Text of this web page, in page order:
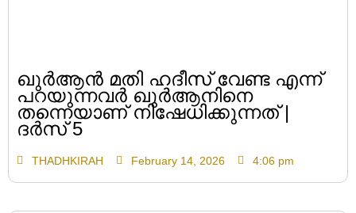
ഖുർആൻ മതി ഹദീസ് വേണ്ട എന്ന്
പറയുന്നവർ ഖുർആനിനെ
തന്നെയാണ് നിഷേധിക്കുന്നത് |
ദർസ് 5
THADHKIRAH February 14, 2026 4:06 pm